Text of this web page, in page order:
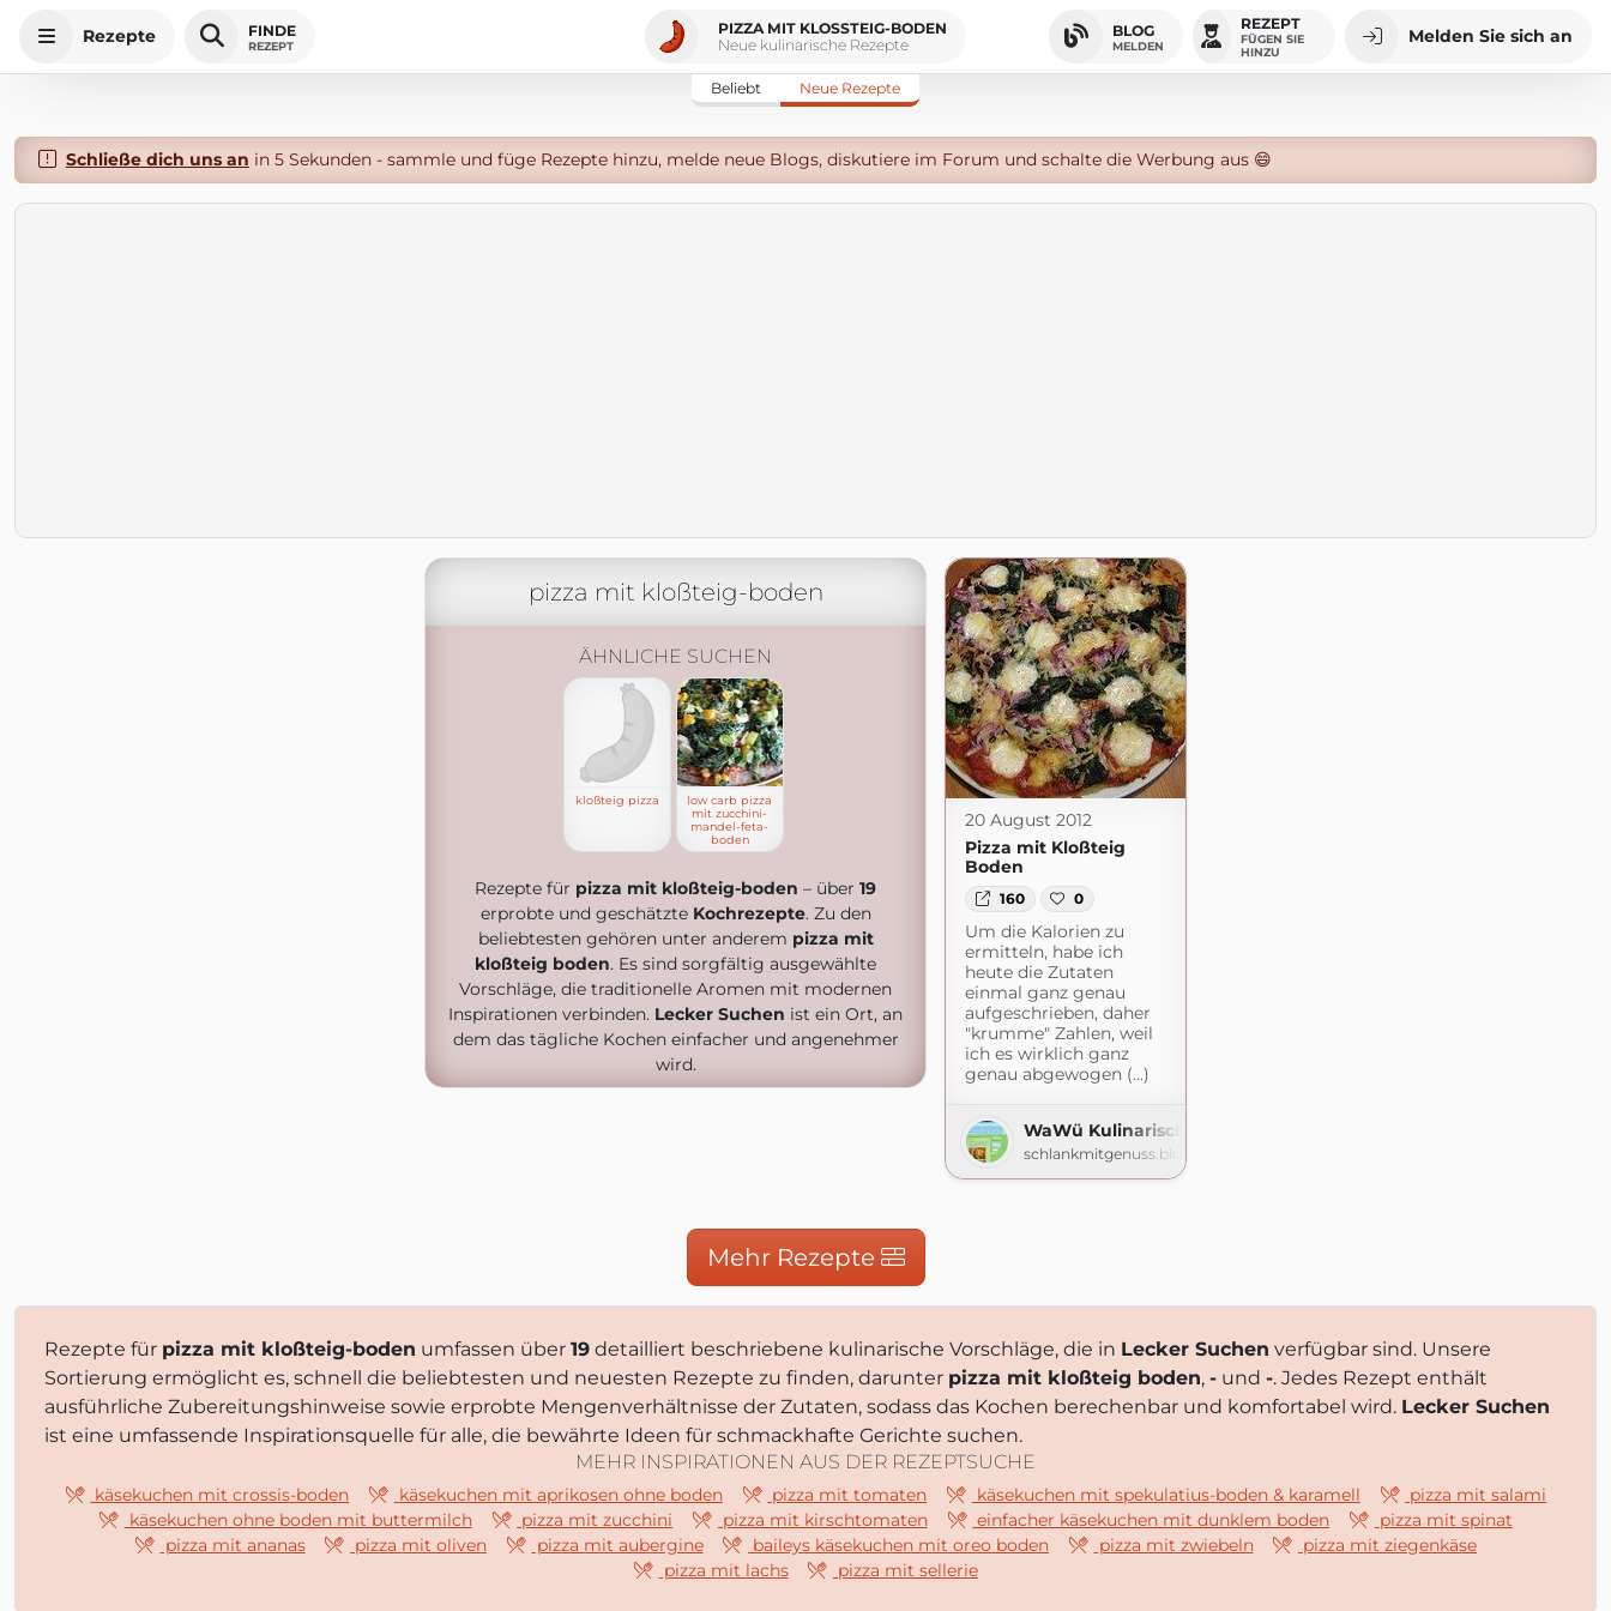
Rezepte FINDE
REZEPT
PIZZA MIT KLOSSTEIG-BODEN
Neue kulinarische Rezepte
BLOG
MELDEN
REZEPT
FÜGEN SIE
HINZU
Melden Sie sich an
Beliebt Neue Rezepte
Schließe dich uns an in 5 Sekunden - sammle und füge Rezepte hinzu, melde neue Blogs, diskutiere im Forum und schalte die Werbung aus 😄
pizza mit kloßteig-boden
ÄHNLICHE SUCHEN
kloßteig pizza
low carb pizza
mit zucchini-
mandel-feta-
boden
Rezepte für pizza mit kloßteig-boden – über 19
erprobte und geschätzte Kochrezepte. Zu den
beliebtesten gehören unter anderem pizza mit
kloßteig boden. Es sind sorgfältig ausgewählte
Vorschläge, die traditionelle Aromen mit modernen
Inspirationen verbinden. Lecker Suchen ist ein Ort, an
dem das tägliche Kochen einfacher und angenehmer
wird.
20 August 2012
Pizza mit Kloßteig
Boden
160 0
Um die Kalorien zu
ermitteln, habe ich
heute die Zutaten
einmal ganz genau
aufgeschrieben, daher
"krumme" Zahlen, weil
ich es wirklich ganz
genau abgewogen (...)
WaWü Kulinarische Quälereien
schlankmitgenuss.blogspot.com
Mehr Rezepte
Rezepte für pizza mit kloßteig-boden umfassen über 19 detailliert beschriebene kulinarische Vorschläge, die in Lecker Suchen verfügbar sind. Unsere
Sortierung ermöglicht es, schnell die beliebtesten und neuesten Rezepte zu finden, darunter pizza mit kloßteig boden, - und -. Jedes Rezept enthält
ausführliche Zubereitungshinweise sowie erprobte Mengenverhältnisse der Zutaten, sodass das Kochen berechenbar und komfortabel wird. Lecker Suchen
ist eine umfassende Inspirationsquelle für alle, die bewährte Ideen für schmackhafte Gerichte suchen.
MEHR INSPIRATIONEN AUS DER REZEPTSUCHE
käsekuchen mit crossis-boden käsekuchen mit aprikosen ohne boden pizza mit tomaten käsekuchen mit spekulatius-boden & karamell
pizza mit salami
käsekuchen ohne boden mit buttermilch
pizza mit zucchini pizza mit kirschtomaten einfacher käsekuchen mit dunklem boden
pizza mit spinat
pizza mit ananas
pizza mit oliven pizza mit aubergine baileys käsekuchen mit oreo boden pizza mit zwiebeln
pizza mit ziegenkäse
pizza mit lachs
pizza mit sellerie